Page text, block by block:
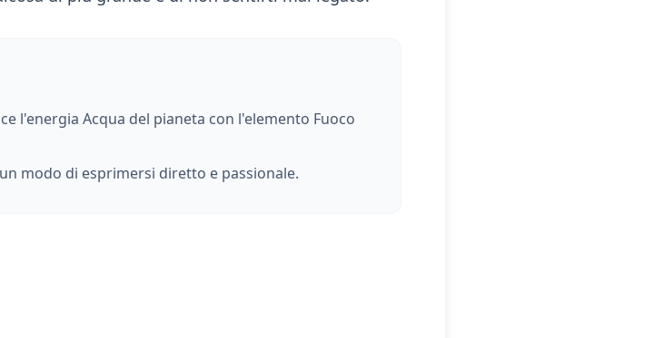
l'energiaAcqua del pianeta con l'elemento Fuoco
un modo di esprimersi diretto e passionale.